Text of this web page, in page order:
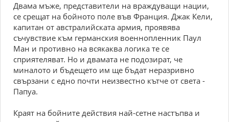
Двама мъже, представители на враждуващи нации,
се срещат на бойното поле във Франция. Джак Кели,
капитан от австралийската армия, проявява
съчувствие към германския военнопленник Паул
Ман и противно на всякаква логика те се
сприятеляват. Но и двамата не подозират, че
миналото и бъдещето им ще бъдат неразривно
свързани с едно почти неизвестно кътче от света -
Папуа.
Краят на бойните действия най-сетне настъпва и